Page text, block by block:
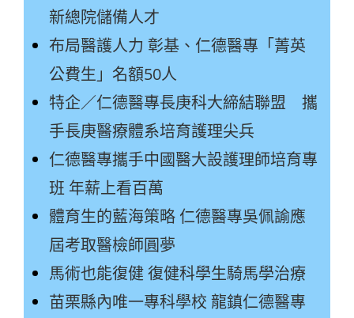
新總院儲備人才
布局醫護人力 彰基、仁德醫專「菁英
公費生」名額50人
特企／仁德醫專長庚科大締結聯盟 攜
手長庚醫療體系培育護理尖兵
仁德醫專攜手中國醫大設護理師培育專
班 年薪上看百萬
體育生的藍海策略 仁德醫專吳佩諭應
屆考取醫檢師圓夢
馬術也能復健 復健科學生騎馬學治療
苗栗縣內唯一專科學校 龍鎮仁德醫專